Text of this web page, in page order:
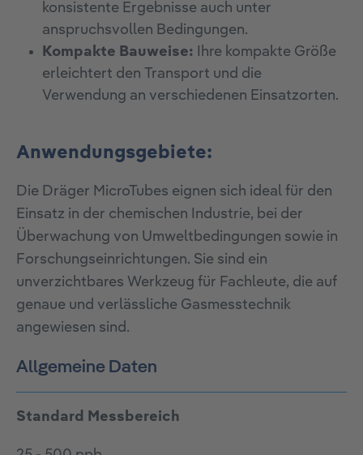
konsistente Ergebnisse auch unter
anspruchsvollen Bedingungen.
Kompakte Bauweise: Ihre kompakte Größe
erleichtert den Transport und die
Verwendung an verschiedenen Einsatzorten.
Anwendungsgebiete:
Die Dräger MicroTubes eignen sich ideal für den
Einsatz in der chemischen Industrie, bei der
Überwachung von Umweltbedingungen sowie in
Forschungseinrichtungen. Sie sind ein
unverzichtbares Werkzeug für Fachleute, die auf
genaue und verlässliche Gasmesstechnik
angewiesen sind.
Allgemeine Daten
Standard Messbereich